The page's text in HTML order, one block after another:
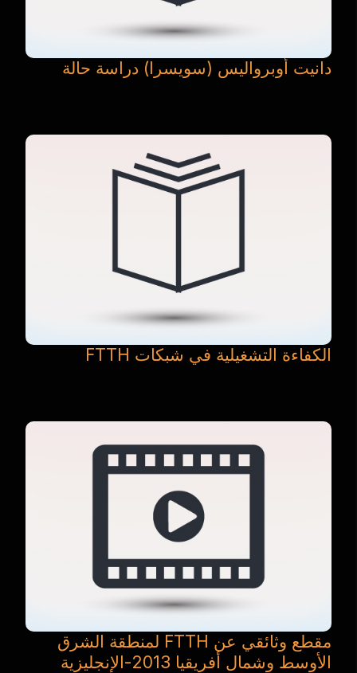
دانيت أوبرواليس (سويسرا) دراسة حالة
الكفاءة التشغيلية في شبكات FTTH
مقطع وثائقي عن FTTH لمنطقة الشرق
الأوسط وشمال أفريقيا 2013-الإنجليزية